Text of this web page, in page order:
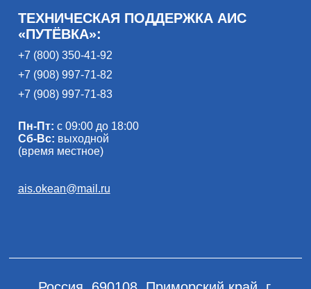
ТЕХНИЧЕСКАЯ ПОДДЕРЖКА АИС
«ПУТЁВКА»:
+7 (800) 350-41-92
+7 (908) 997-71-82
+7 (908) 997-71-83
Пн-Пт: с 09:00 до 18:00
Сб-Вс: выходной
(время местное)
ais.okean@mail.ru